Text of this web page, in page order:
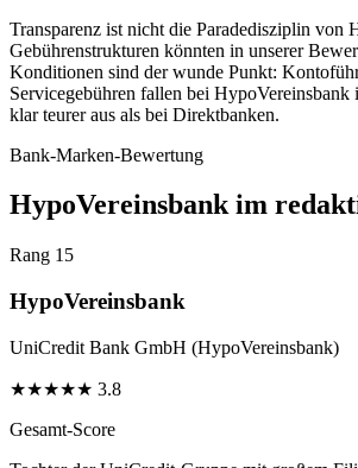
Transparenz ist nicht die Paradedisziplin von
Gebührenstrukturen könnten in unserer
Konditionen sind der wunde Punkt:
Servicegebühren fallen bei HypoVereinsbank
klar teurer aus als bei Direktbanken.
Bank-Marken-Bewertung
HypoVereinsbank im
Rang 15
HypoVereinsbank
UniCredit Bank GmbH (HypoVereinsbank)
★★★★★ 3.8
Gesamt-Score